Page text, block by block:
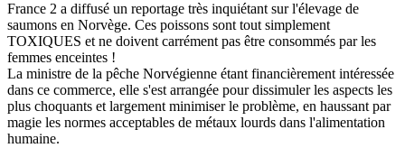
France 2 a diffusé un reportage très inquiétant sur l'élevage de
saumons en Norvège. Ces poissons sont tout simplement
TOXIQUES et ne doivent carrément pas être consommés par les
femmes enceintes !
La ministre de la pêche Norvégienne étant financièrement intéressée
dans ce commerce, elle s'est arrangée pour dissimuler les aspects les
plus choquants et largement minimiser le problème, en haussant par
magie les normes acceptables de métaux lourds dans l'alimentation
humaine.